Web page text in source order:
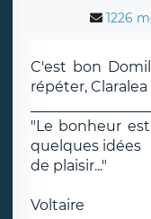
1226
C'est bon
répéter,
"Le bonheur
quelques idées
de plaisir..."
Voltaire